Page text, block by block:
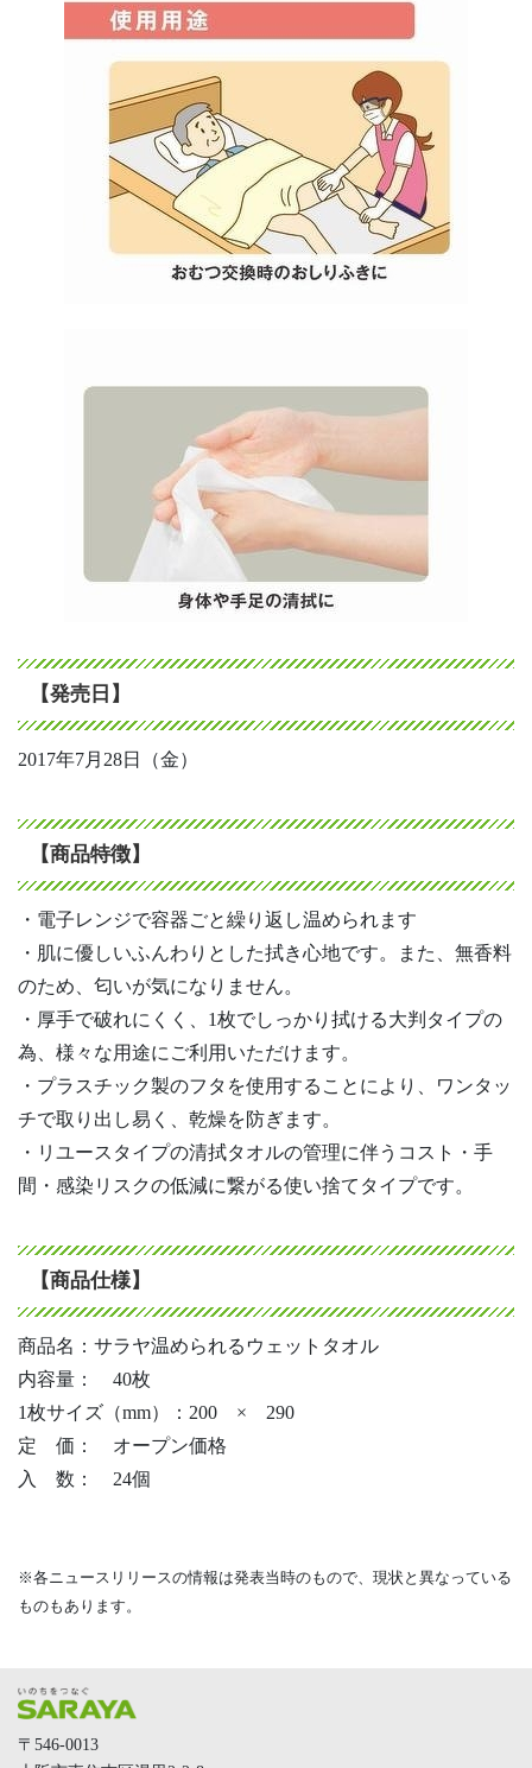
【発売日】
2017年7月28日（金）
【商品特徴】
・電子レンジで容器ごと繰り返し温められます
・肌に優しいふんわりとした拭き心地です。また、無香料
のため、匂いが気になりません。
・厚手で破れにくく、1枚でしっかり拭ける大判タイプの
為、様々な用途にご利用いただけます。
・プラスチック製のフタを使用することにより、ワンタッ
チで取り出し易く、乾燥を防ぎます。
・リユースタイプの清拭タオルの管理に伴うコスト・手
間・感染リスクの低減に繋がる使い捨てタイプです。
【商品仕様】
商品名：サラヤ温められるウェットタオル
内容量： 40枚
1枚サイズ（mm）：200 × 290
定 価： オープン価格
入 数： 24個
※各ニュースリリースの情報は発表当時のもので、現状と異なっている
ものもあります。
〒546-0013